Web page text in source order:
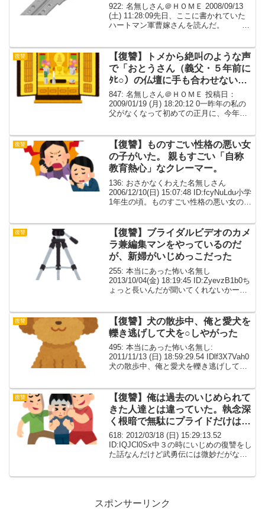
922: 名無しさん＠ＨＯＭＥ 2008/09/13
(土) 11:28:09先日、ここに書かれていた
ハートマン軍曹嫁さんを読んだ。 ハ
った。 夫も、ﾄﾒのウザ...
復讐
【復讐】トメから絶叫のような声
で「おとうさん（義父・５年前に
ﾀﾋ○）の仏壇に手も合わせないな
んて！なんて嫁！」
847: 名無しさん＠ＨＯＭＥ 投稿日：
2009/01/19 (月) 18:20:12 0一昨年の私の
父がなくなって初めての正月に、今年は
詣でをしなかったとき、トメから...
復讐
【復讐】ものすごい性格の悪い女
の子がいた。 親もすごい「自称
教育熱心」なクレーマー。
136: おさかなくわえた名無しさん
2006/12/10(日) 15:07:48 ID:fcyNuLdu小学
1年生の頃。ものすごい性格の悪い女の子
ー。 性格が悪いから...
復讐
【復讐】ブライダルビデオのカメ
ラ兼編集マンをやっているのだ
が、新婦がいじめっこだった
255: 本当にあった怖い名無し
2013/10/04(金) 18:19:45 ID:ZyevzB1b0ち
ょっと長いんだが聞いてくれないかーい
ているのだが、週末ホテルで...
復讐
【復讐】犬の散歩中、俺と愛犬を
轢き逃げして犬を○しやがった
495: 本当にあった怖い名無し:
2011/11/13 (日) 18:59:29.54 IDlf3X7Vah0
犬の散歩中、俺と愛犬を轢き逃げして犬
は法律上器物扱いだし...
復讐
【復讐】俺は過去のいじめられて
きた人達とは違っていた。執念深
く根暗で無駄にプライドだけは高
くやられたらやり返すべきと思っ
てたから徹底的に反撃してやっ
た。
618: 2012/03/18 (日) 15:29:13.52
ID:IQJCl0Sx中３の時にいじめの復讐をし
た話なんだけど武勇伝には微妙だがなん
スポンサーリンク